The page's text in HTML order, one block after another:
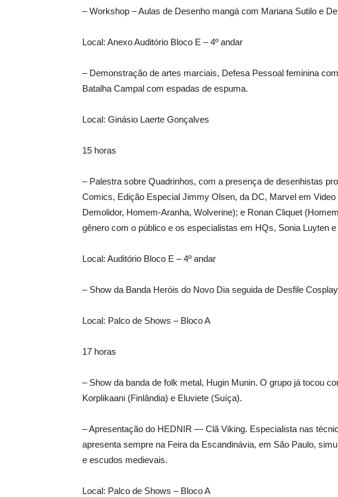
– Workshop – Aulas de Desenho mangá com Mariana Sutilo e
Local: Anexo Auditório Bloco E – 4º andar
– Demonstração de artes marciais, Defesa Pessoal feminina
Batalha Campal com espadas de espuma.
Local: Ginásio Laerte Gonçalves
15 horas
– Palestra sobre Quadrinhos, com a presença de desenhistas
Comics, Edição Especial Jimmy Olsen, da DC, Marvel em
Demolidor, Homem-Aranha, Wolverine); e Ronan Cliquet
gênero com o público e os especialistas em HQs, Sonia Luyten
Local: Auditório Bloco E – 4º andar
– Show da Banda Heróis do Novo Dia seguida de Desfile Cosplay
Local: Palco de Shows – Bloco A
17 horas
– Show da banda de folk metal, Hugin Munin. O grupo já tocou
Korplikaani (Finlândia) e Eluviete (Suíça).
– Apresentação do HEDNIR — Clã Viking. Especialista nas
apresenta sempre na Feira da Escandinávia, em São Paulo,
e escudos medievais.
Local: Palco de Shows – Bloco A